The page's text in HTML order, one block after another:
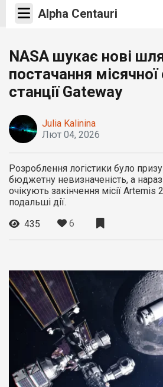
Alpha Centauri
NASA шукає нові
постачання місячної
станції Gateway
Julia Kalinina
Лют 04, 2026
Розроблення логістики було
бюджетну невизначеність, а
очікують закінчення місії
подальші дії.
435
6